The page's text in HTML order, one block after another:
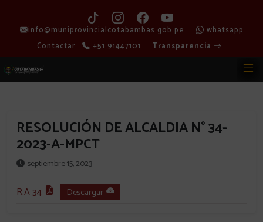
info@muniprovincialcotabambas.gob.pe
whatsapp
Contactar
+51 91447101 Transparencia
RESOLUCIÓN DE ALCALDIA N° 34-
2023-A-MPCT
septiembre 15, 2023
R.A 34 Descargar